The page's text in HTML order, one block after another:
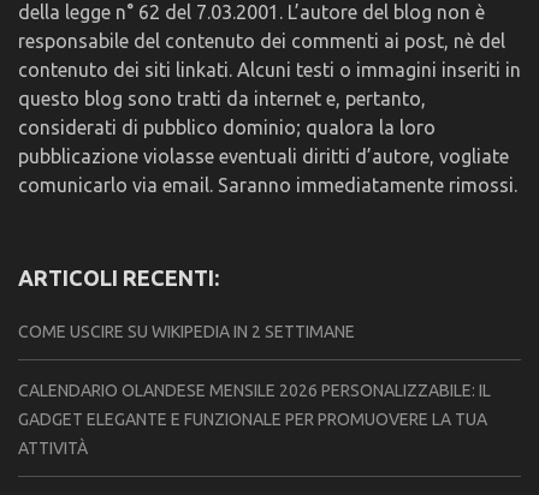
della legge n° 62 del 7.03.2001. L’autore del blog non è
responsabile del contenuto dei commenti ai post, nè del
contenuto dei siti linkati. Alcuni testi o immagini inseriti in
questo blog sono tratti da internet e, pertanto,
considerati di pubblico dominio; qualora la loro
pubblicazione violasse eventuali diritti d’autore, vogliate
comunicarlo via email. Saranno immediatamente rimossi.
ARTICOLI RECENTI:
COME USCIRE SU WIKIPEDIA IN 2 SETTIMANE
CALENDARIO OLANDESE MENSILE 2026 PERSONALIZZABILE: IL
GADGET ELEGANTE E FUNZIONALE PER PROMUOVERE LA TUA
ATTIVITÀ